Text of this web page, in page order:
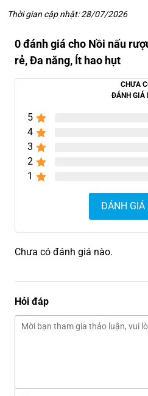
Thời gian cập nhật: 28/07/2026
0 đánh giá cho Nồi nấu
rẻ, Đa năng, Ít hao hụt
CHƯA
ĐÁNH GIÁ
5
4
3
2
1
ĐÁNH GIÁ
Chưa có đánh giá nào.
Hỏi đáp